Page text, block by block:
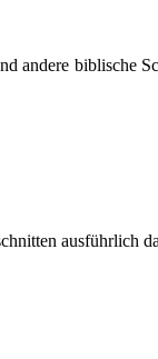
andere biblische
ausführlich